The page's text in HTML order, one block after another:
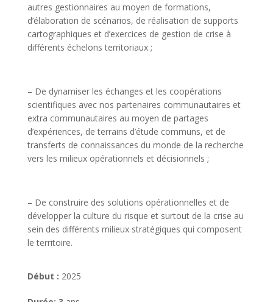
autres gestionnaires au moyen de formations,
d’élaboration de scénarios, de réalisation de supports
cartographiques et d’exercices de gestion de crise à
différents échelons territoriaux ;
– De dynamiser les échanges et les coopérations
scientifiques avec nos partenaires communautaires et
extra communautaires au moyen de partages
d’expériences, de terrains d’étude communs, et de
transferts de connaissances du monde de la recherche
vers les milieux opérationnels et décisionnels ;
– De construire des solutions opérationnelles et de
développer la culture du risque et surtout de la crise au
sein des différents milieux stratégiques qui composent
le territoire.
Début : 2025